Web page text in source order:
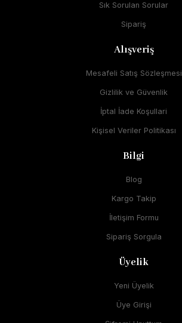
Sık Sorulan Sorular
Sipariş
Alışveriş
Mesafeli Satış Sözleşmesi
Gizlilik ve Güvenlik
İptal İade Koşullari
Kişisel Veriler Politikası
Bilgi
Blog
Kargo Takip
İletişim Formu
Sipariş Sorgula
Üyelik
Yeni Üyelik
Üye Girişi